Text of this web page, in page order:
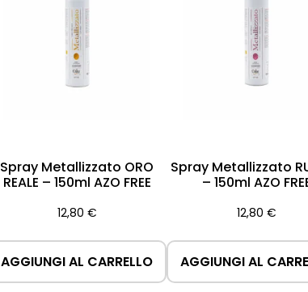
Spray Metallizzato ORO
REALE – 150ml AZO FREE
12,80 €
AGGIUNGI AL CARRELLO
Spray Metallizzato
– 150ml AZO
12,80 €
AGGIUNGI AL